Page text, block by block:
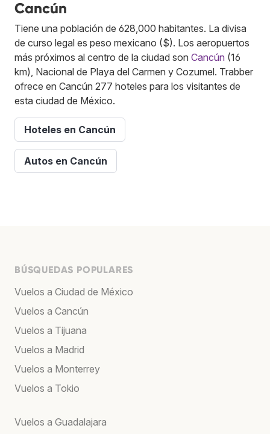
Cancún
Tiene una población de 628,000 habitantes. La divisa
de curso legal es peso mexicano ($). Los aeropuertos
más próximos al centro de la ciudad son Cancún (16
km), Nacional de Playa del Carmen y Cozumel. Trabber
ofrece en Cancún 277 hoteles para los visitantes de
esta ciudad de México.
Hoteles en Cancún
Autos en Cancún
BÚSQUEDAS POPULARES
Vuelos a Ciudad de México
Vuelos a Cancún
Vuelos a Tijuana
Vuelos a Madrid
Vuelos a Monterrey
Vuelos a Tokio
Vuelos a Guadalajara